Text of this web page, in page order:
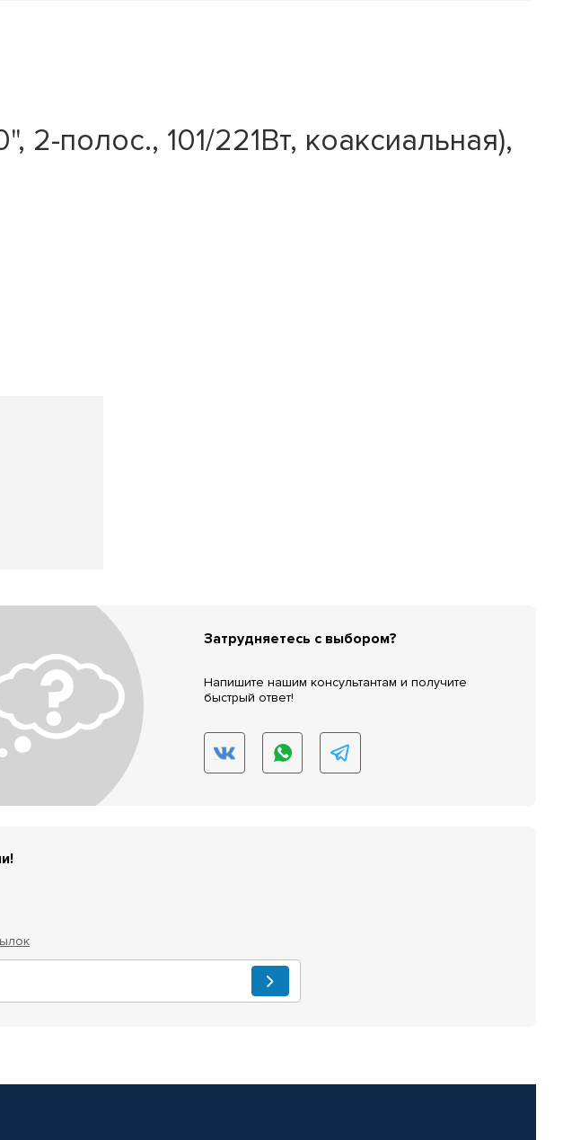
2-полос., 101/221Вт, коаксиальная),
Затрудняетесь с выбором?
Напишите нашим консультантам и получите
быстрый ответ!